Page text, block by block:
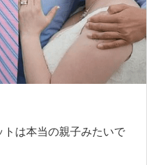
は本当の親子みたいで